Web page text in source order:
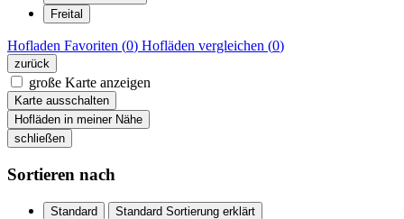
Freital
Hofladen Favoriten (0) Hofläden vergleichen (0)
zurück
große Karte anzeigen
Karte ausschalten
Hofläden in meiner Nähe
schließen
Sortieren nach
Standard Standard Sortierung erklärt